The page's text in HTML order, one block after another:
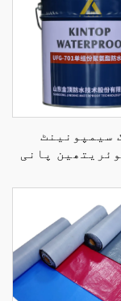
سیمپونینٹ
پانی